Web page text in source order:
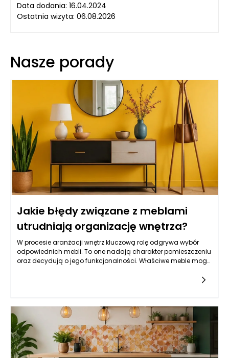
Data dodania: 16.04.2024
Ostatnia wizyta: 06.08.2026
Nasze porady
Jakie błędy związane z meblami
utrudniają organizację wnętrza?
W procesie aranżacji wnętrz kluczową rolę odgrywa wybór
odpowiednich mebli. To one nadają charakter pomieszczeniu
oraz decydują o jego funkcjonalności. Właściwe meble mogą
materiał, ergonomia oraz przechowywanie. Warto pamiętać,
że nawet najładniejsze meble mogą wpływać negatywnie na
organizację wnętrza, jeśli nie będą dobrze dopasowane do
przestrzeni lub potrzeb użytkowników. W tym kontekście istotne
jest unikanie błędów, które mogą przyczynić się do wizualnego
i funkcjonalnego zamieszania w naszych czterech kątach.